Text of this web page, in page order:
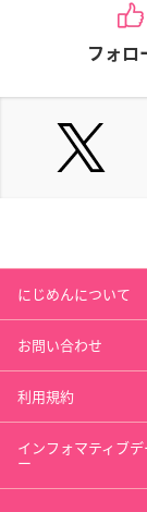
フォロ
にじめんについて
お問い合わせ
利用規約
インフォマティブ
ー